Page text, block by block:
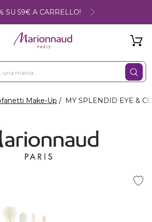
SU 59€ A CARRELLO!
Make-Up MY SPLENDID EYE &